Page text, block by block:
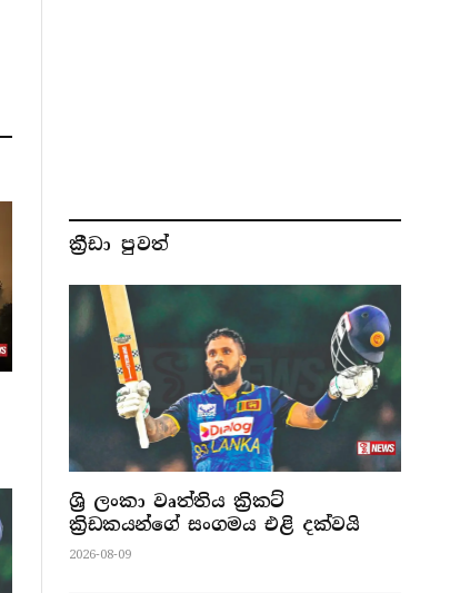
ක්‍රීඩා පුවත්
ශ්‍රි ලංකා වෘත්තිය ක්‍රිකට්
ක්‍රිඩකයන්ගේ සංගමය එළි දක්වයි
2026-08-09